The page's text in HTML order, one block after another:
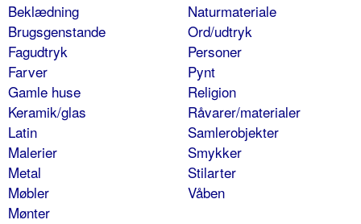
Beklædning
Brugsgenstande
Fagudtryk
Farver
Gamle huse
Keramik/glas
Latin
Malerier
Metal
Møbler
Mønter
Naturmateriale
Ord/udtryk
Personer
Pynt
Religion
Råvarer/materialer
Samlerobjekter
Smykker
Stilarter
Våben